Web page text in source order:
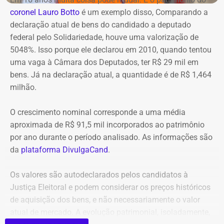
Na avaliação dos auditores, o conjunto das evidências
aponta indícios relevantes de irregularidades na execução
e fiscalização contratual, além de fragilidades na
confiabilidade das informações produzidas. O relatório
foi encaminhado ao Ministério Público, ao Tribunal de
Contas e ao Conselho Administrativo de Defesa
Econômica (Cade).
Nova gestão amplia pente-fino no
instituto
As novas suspeitas surgem menos de um mês após o
Ministério Público que investigou um suposto esquema
de desvio de recursos públicos de aproximadamente R$
86 milhões.
que os bombeiros possam atuar no combate às chamas.
Equipes do quartel do Grajaú do Corpo de Bombeiros
seguem no local trabalhando para controlar o incêndio.
Até o momento, não há informação sobre feridos.
Também não se sabe o que causou o fogo na área.
coronel Lauro Botto é um exemplo disso, Comparando a
declaração atual de bens do candidado a deputado
federal pelo Solidariedade, houve uma valorização de
5048%. Isso porque ele declarou em 2010, quando tentou
uma vaga à Câmara dos Deputados, ter R$ 29 mil em
bens. Já na declaração atual, a quantidade é de R$ 1,464
milhão.
O crescimento nominal corresponde a uma média
aproximada de R$ 91,5 mil incorporados ao patrimônio
por ano durante o período analisado. As informações são
da plataforma DivulgaCand.
Os valores são autodeclarados pelos candidatos à
Justiça Eleitoral e podem considerar os preços históricos
de aquisição dos bens, e não necessariamente o valor